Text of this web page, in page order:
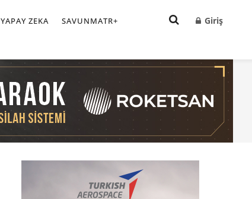
YAPAY ZEKA SAVUNMATR+ Giriş